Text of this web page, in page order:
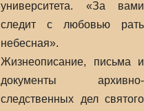
университета. «За вами
следит с любовью рать
небесная».
Жизнеописание, письма и
документы архивно-
следственных дел святого